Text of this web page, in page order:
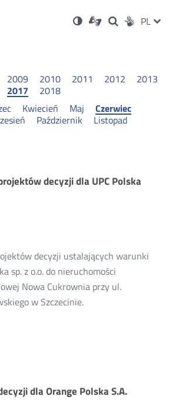
Ustawienia
Wersja
kontrastowa
Dla
niesłyszących
OtwórzOtwórz
w
Otwórz
w
Social PL
2009 2010 2011 2012
2013
2017
2018
Kwiecień Maj
Czerwiec
Październik
Listopad
decyzji dla UPC Polska
decyzji ustalających warunki
sp. z o.o. do nieruchomości
Nowa Cukrownia przy ul.
w Szczecinie.
dla Orange Polska S.A.